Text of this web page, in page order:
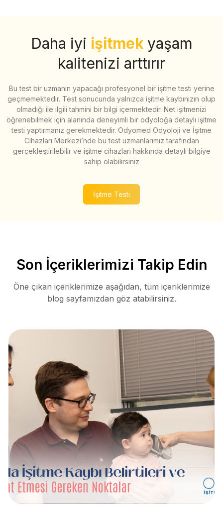
Daha iyi işitmek yaşam
kalitenizi arttırır
Bu test bir uzmanın yapacağı profesyonel bir işitme testi yerine
geçmemektedir. Test sonucunda yalnızca işitme kaybınızın olup
olmadığı ile ilgili tahmini bir bilgi içermektedir. Net işitmenizi
öğrenebilmek için alanında deneyimli bir odyoloğa detaylı işitme
testi yaptırmanız gerekmektedir. Odyomed Odyoloji ve İşitme
Cihazları Merkezi’nde bu test uzmanlarımız tarafından
gerçekleştirilebilir ve işitme cihazları hakkında detaylı bilgiye
sahip olabilirsiniz
İşitme Testi
Son İçeriklerimizi Takip Edin
Öne çıkan içeriklerimize aşağıdan, tüm içeriklerimize
blog sayfamızdan göz atabilirsiniz.